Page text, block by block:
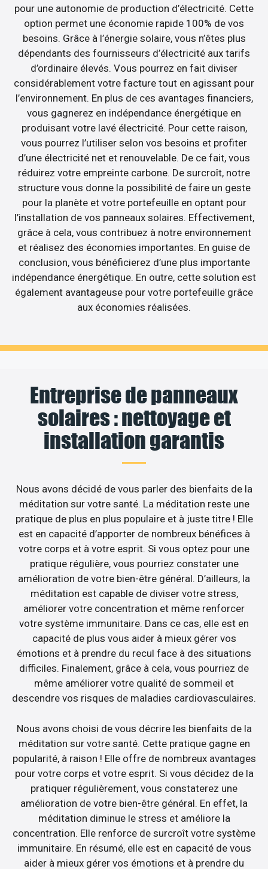
pour une autonomie de production d’électricité. Cette
option permet une économie rapide 100% de vos
besoins. Grâce à l’énergie solaire, vous n’êtes plus
dépendants des fournisseurs d’électricité aux tarifs
d’ordinaire élevés. Vous pourrez en fait diviser
considérablement votre facture tout en agissant pour
l’environnement. En plus de ces avantages financiers,
vous gagnerez en indépendance énergétique en
produisant votre lavé électricité. Pour cette raison,
vous pourrez l’utiliser selon vos besoins et profiter
d’une électricité net et renouvelable. De ce fait, vous
réduirez votre empreinte carbone. De surcroît, notre
structure vous donne la possibilité de faire un geste
pour la planète et votre portefeuille en optant pour
l’installation de vos panneaux solaires. Effectivement,
grâce à cela, vous contribuez à notre environnement
et réalisez des économies importantes. En guise de
conclusion, vous bénéficierez d’une plus importante
indépendance énergétique. En outre, cette solution est
également avantageuse pour votre portefeuille grâce
aux économies réalisées.
Entreprise de panneaux
solaires : nettoyage et
installation garantis
Nous avons décidé de vous parler des bienfaits de la
méditation sur votre santé. La méditation reste une
pratique de plus en plus populaire et à juste titre ! Elle
est en capacité d’apporter de nombreux bénéfices à
votre corps et à votre esprit. Si vous optez pour une
pratique régulière, vous pourriez constater une
amélioration de votre bien-être général. D’ailleurs, la
méditation est capable de diviser votre stress,
améliorer votre concentration et même renforcer
votre système immunitaire. Dans ce cas, elle est en
capacité de plus vous aider à mieux gérer vos
émotions et à prendre du recul face à des situations
difficiles. Finalement, grâce à cela, vous pourriez de
même améliorer votre qualité de sommeil et
descendre vos risques de maladies cardiovasculaires.
Nous avons choisi de vous décrire les bienfaits de la
méditation sur votre santé. Cette pratique gagne en
popularité, à raison ! Elle offre de nombreux avantages
pour votre corps et votre esprit. Si vous décidez de la
pratiquer régulièrement, vous constaterez une
amélioration de votre bien-être général. En effet, la
méditation diminue le stress et améliore la
concentration. Elle renforce de surcroît votre système
immunitaire. En résumé, elle est en capacité de vous
aider à mieux gérer vos émotions et à prendre du